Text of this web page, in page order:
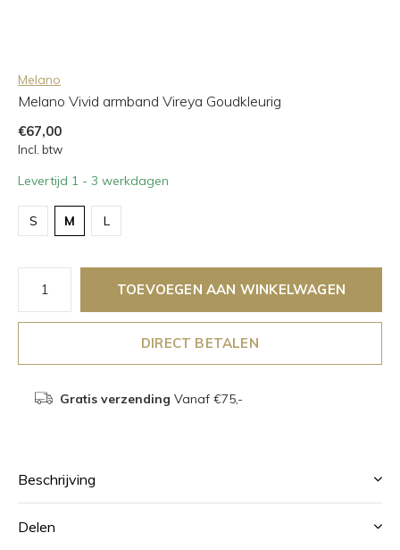
Melano
Melano Vivid armband Vireya Goudkleurig
€67,00
Incl. btw
Levertijd 1 - 3 werkdagen
S M L
TOEVOEGEN AAN WINKELWAGEN
DIRECT BETALEN
Gratis verzending Vanaf €75,-
Beschrijving
Delen